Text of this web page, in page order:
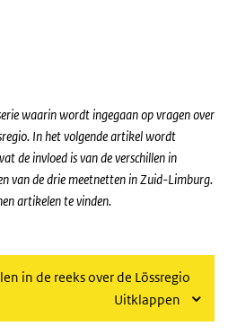
maart 2019
waarin wordt ingegaan op vragen over
In het volgende artikel wordt
de invloed is van de verschillen in
van de drie meetnetten in Zuid-Limburg.
artikelen te vinden.
in de reeks over de Lössregio
Uitklappen